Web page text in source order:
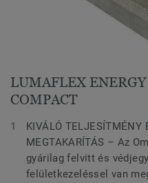
LUMAFLEX
COMPACT
KIVÁLÓ TELJESÍTMÉNY
MEGTAKARÍTÁS – Az
gyárilag felvitt és
felületkezeléssel van